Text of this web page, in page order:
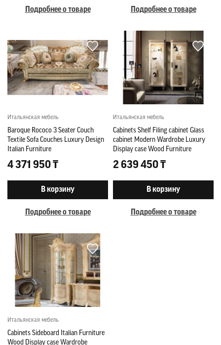
Подробнее о товаре Подробнее о товаре
Итальянская мебель
Baroque Rococo 3 Seater Couch
Textile Sofa Couches Luxury Design
Italian Furniture
4 371 950 ₸
В корзину
Подробнее о товаре
Итальянская мебель
Cabinets Shelf Filing cabinet Glass
cabinet Modern Wardrobe Luxury
Display case Wood Furniture
2 639 450 ₸
В корзину
Подробнее о товаре
Итальянская мебель
Cabinets Sideboard Italian Furniture
Wood Display case Wardrobe